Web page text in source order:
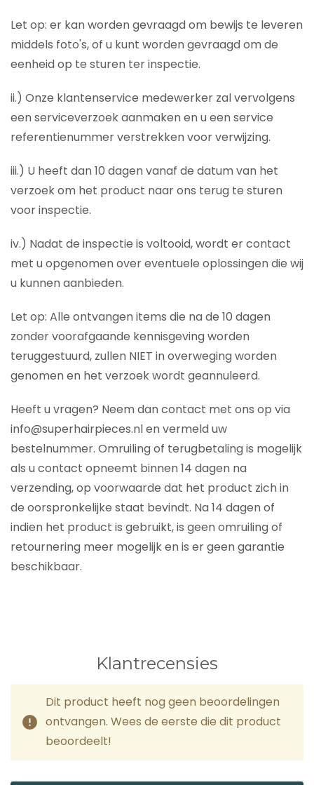
Let op: er kan worden gevraagd om bewijs te leveren
middels foto's, of u kunt worden gevraagd om de
eenheid op te sturen ter inspectie.
ii.) Onze klantenservice medewerker zal vervolgens
een serviceverzoek aanmaken en u een service
referentienummer verstrekken voor verwijzing.
iii.) U heeft dan 10 dagen vanaf de datum van het
verzoek om het product naar ons terug te sturen
voor inspectie.
iv.) Nadat de inspectie is voltooid, wordt er contact
met u opgenomen over eventuele oplossingen die wij
u kunnen aanbieden.
Let op: Alle ontvangen items die na de 10 dagen
zonder voorafgaande kennisgeving worden
teruggestuurd, zullen NIET in overweging worden
genomen en het verzoek wordt geannuleerd.
Heeft u vragen? Neem dan contact met ons op via
info@superhairpieces.nl en vermeld uw
bestelnummer. Omruiling of terugbetaling is mogelijk
als u contact opneemt binnen 14 dagen na
verzending, op voorwaarde dat het product zich in
de oorspronkelijke staat bevindt. Na 14 dagen of
indien het product is gebruikt, is geen omruiling of
retournering meer mogelijk en is er geen garantie
beschikbaar.
Klantrecensies
Dit product heeft nog geen beoordelingen
ontvangen. Wees de eerste die dit product
beoordeelt!